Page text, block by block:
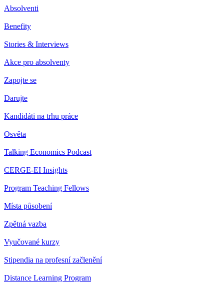
Absolventi
Benefity
Stories & Interviews
Akce pro absolventy
Zapojte se
Darujte
Kandidáti na trhu práce
Osvěta
Talking Economics Podcast
CERGE-EI Insights
Program Teaching Fellows
Místa působení
Zpětná vazba
Vyučované kurzy
Stipendia na profesní začlenění
Distance Learning Program